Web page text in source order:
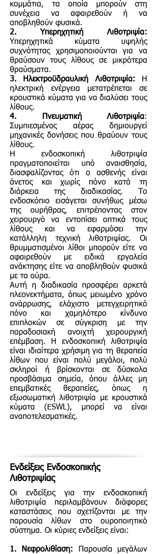
κομμάτια, τα οποία μπορούν στη
συνέχεια να αφαιρεθούν ή να
αποβληθούν φυσικά.
2. Υπερηχητική Λιθοτριψία:
Υπερηχητικά κύματα υψηλής
συχνότητας χρησιμοποιούνται για να
θραύσουν τους λίθους σε μικρότερα
θραύσματα.
3. Ηλεκτροϋδραυλική Λιθοτριψία:
Η
ηλεκτρική ενέργεια μετατρέπεται σε
κρουστικά κύματα για να διαλύσει τους
λίθους.
4. Πνευματική Λιθοτριψία:
Συμπιεσμένος αέρας δημιουργεί
μηχανικές δονήσεις που θραύουν τους
λίθους.
Η ενδοσκοπική λιθοτριψία
πραγματοποιείται υπό αναισθησία,
διασφαλίζοντας ότι ο ασθενής είναι
άνετος και χωρίς πόνο κατά τη
διάρκεια της διαδικασίας. Το
ενδοσκόπιο εισάγεται συνήθως μέσω
της ουρήθρας, επιτρέποντας στον
χειρουργό να εντοπίσει οπτικά τους
λίθους και να εφαρμόσει την
κατάλληλη τεχνική λιθοτριψίας. Οι
θρυμματισμένοι λίθοι μπορούν είτε να
αφαιρεθούν με ειδικά εργαλεία
ανάκτησης είτε να αποβληθούν φυσικά
με τα ούρα.
Αυτή η διαδικασία προσφέρει αρκετά
πλεονεκτήματα, όπως μειωμένο χρόνο
ανάρρωσης, ελάχιστο μετεγχειρητικό
πόνο και χαμηλότερο κίνδυνο
επιπλοκών σε σύγκριση με την
παραδοσιακή ανοιχτή χειρουργική
επέμβαση. Η ενδοσκοπική λιθοτριψία
είναι ιδιαίτερα χρήσιμη για τη θεραπεία
λίθων που είναι πολύ μεγάλοι, πολύ
σκληροί ή βρίσκονται σε δύσκολα
προσβάσιμα σημεία, όπου άλλες μη
επεμβατικές θεραπείες, όπως η
εξωσωματική λιθοτριψία με κρουστικά
κύματα (ESWL), μπορεί να είναι
αναποτελεσματικές.
Ενδείξεις Ενδοσκοπικής
Λιθοτριψίας
Οι ενδείξεις για την ενδοσκοπική
λιθοτριψία περιλαμβάνουν διάφορες
καταστάσεις που σχετίζονται με την
παρουσία λίθων στο ουροποιητικό
σύστημα. Οι κύριες ενδείξεις είναι:
1. Νεφρολιθίαση: Παρουσία μεγάλων